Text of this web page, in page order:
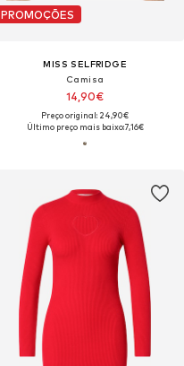
PROMOÇÕES
MISS SELFRIDGE
Camisa
14,90€
Preço original: 24,90€
Último preço mais baixo:7,16€